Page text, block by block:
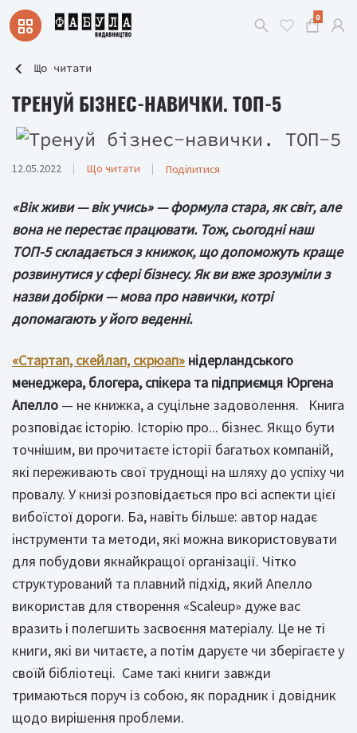
0
Що читати
ТРЕНУЙ БІЗНЕС-НАВИЧКИ. ТОП-5
12.05.2022 Що читати Поділитися
«Вік живи — вік учись» — формула стара, як світ, але
вона не перестає працювати. Тож, сьогодні наш
ТОП-5 складається з книжок, що допоможуть краще
розвинутися у сфері бізнесу. Як ви вже зрозуміли з
назви добірки — мова про навички, котрі
допомагають у його веденні.
«Стартап, скейлап, скрюап» нідерландського
менеджера, блогера, спікера та підприємця Юргена
Апелло — не книжка, а суцільне задоволення. Книга
розповідає історію. Історію про... бізнес. Якщо бути
точнішим, ви прочитаєте історії багатьох компаній,
які переживають свої труднощі на шляху до успіху чи
провалу. У книзі розповідається про всі аспекти цієї
вибоїстої дороги. Ба, навіть більше: автор надає
інструменти та методи, які можна використовувати
для побудови якнайкращої організації. Чітко
структурований та плавний підхід, який Апелло
використав для створення «Scaleup» дуже вас
вразить і полегшить засвоєння матеріалу. Це не ті
книги, які ви читаєте, а потім даруєте чи зберігаєте у
своїй бібліотеці. Саме такі книги завжди
тримаються поруч із собою, як порадник і довідник
щодо вирішення проблеми.